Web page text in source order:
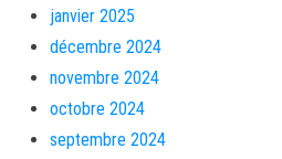
janvier 2025
décembre 2024
novembre 2024
octobre 2024
septembre 2024